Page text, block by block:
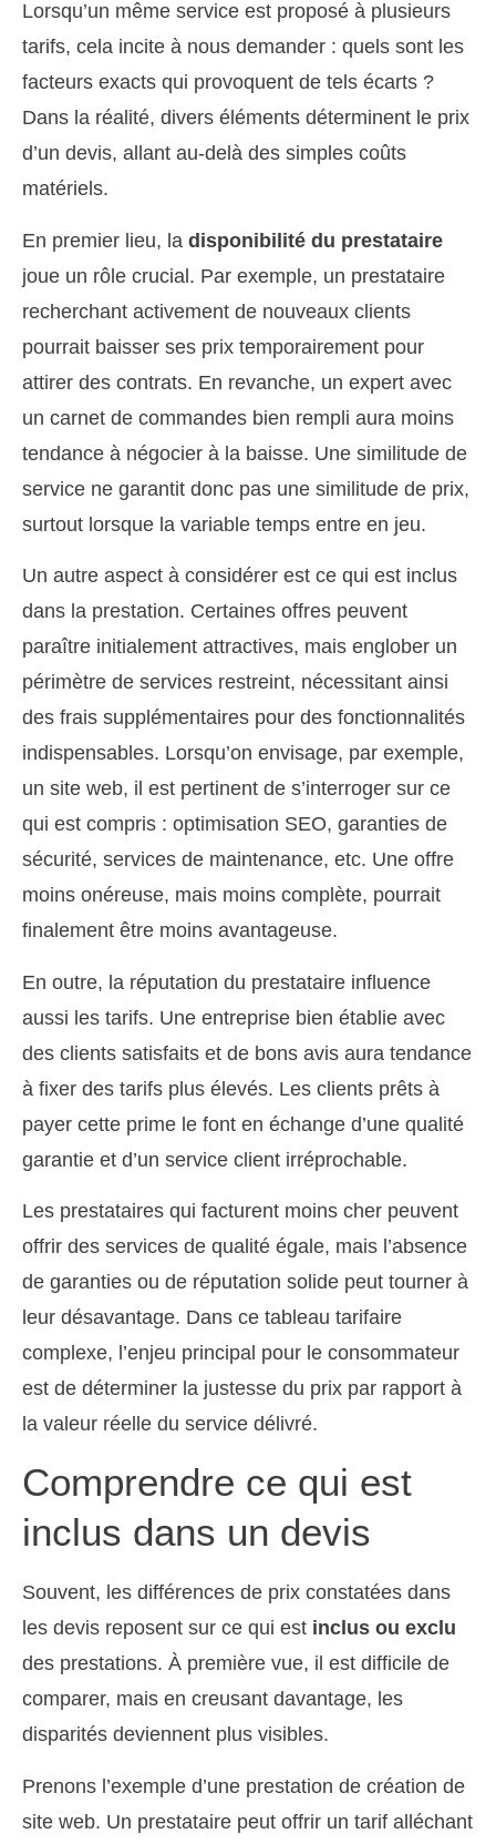
Lorsqu’un même service est proposé à plusieurs
tarifs, cela incite à nous demander : quels sont les
facteurs exacts qui provoquent de tels écarts ?
Dans la réalité, divers éléments déterminent le prix
d’un devis, allant au-delà des simples coûts
matériels.
En premier lieu, la disponibilité du prestataire
joue un rôle crucial. Par exemple, un prestataire
recherchant activement de nouveaux clients
pourrait baisser ses prix temporairement pour
attirer des contrats. En revanche, un expert avec
un carnet de commandes bien rempli aura moins
tendance à négocier à la baisse. Une similitude de
service ne garantit donc pas une similitude de prix,
surtout lorsque la variable temps entre en jeu.
Un autre aspect à considérer est ce qui est inclus
dans la prestation. Certaines offres peuvent
paraître initialement attractives, mais englober un
périmètre de services restreint, nécessitant ainsi
des frais supplémentaires pour des fonctionnalités
indispensables. Lorsqu’on envisage, par exemple,
un site web, il est pertinent de s’interroger sur ce
qui est compris : optimisation SEO, garanties de
sécurité, services de maintenance, etc. Une offre
moins onéreuse, mais moins complète, pourrait
finalement être moins avantageuse.
En outre, la réputation du prestataire influence
aussi les tarifs. Une entreprise bien établie avec
des clients satisfaits et de bons avis aura tendance
à fixer des tarifs plus élevés. Les clients prêts à
payer cette prime le font en échange d’une qualité
garantie et d’un service client irréprochable.
Les prestataires qui facturent moins cher peuvent
offrir des services de qualité égale, mais l’absence
de garanties ou de réputation solide peut tourner à
leur désavantage. Dans ce tableau tarifaire
complexe, l’enjeu principal pour le consommateur
est de déterminer la justesse du prix par rapport à
la valeur réelle du service délivré.
Comprendre ce qui est
inclus dans un devis
Souvent, les différences de prix constatées dans
les devis reposent sur ce qui est inclus ou exclu
des prestations. À première vue, il est difficile de
comparer, mais en creusant davantage, les
disparités deviennent plus visibles.
Prenons l’exemple d’une prestation de création de
site web. Un prestataire peut offrir un tarif alléchant